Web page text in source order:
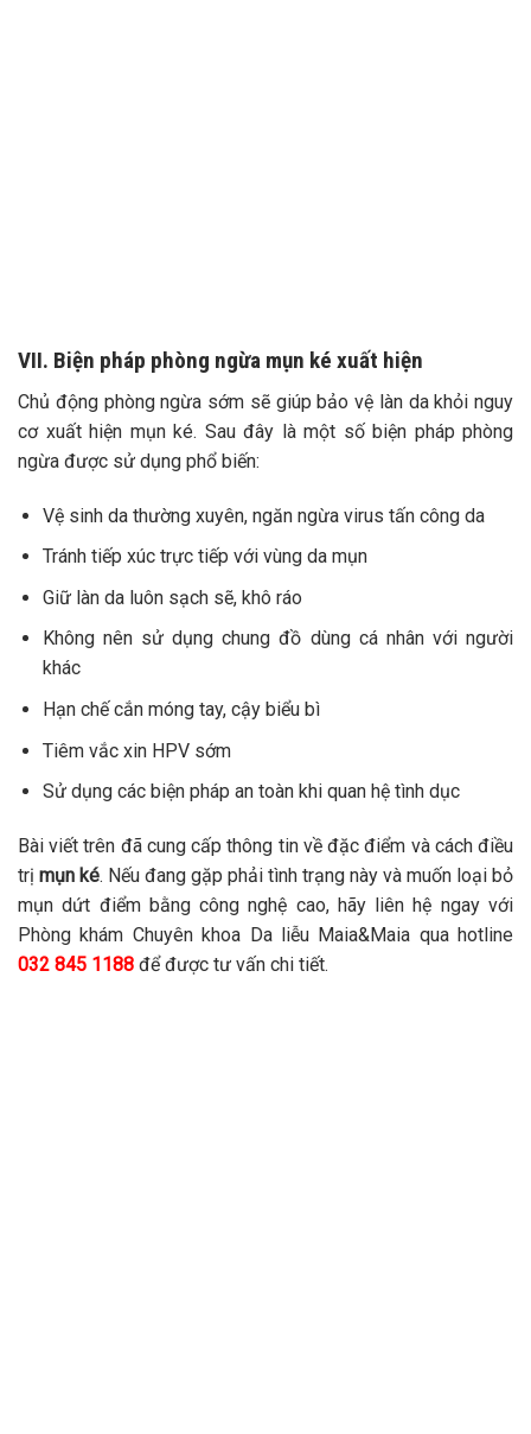
VII. Biện pháp phòng ngừa mụn ké xuất hiện
Chủ động phòng ngừa sớm sẽ giúp bảo vệ làn da khỏi nguy
cơ xuất hiện mụn ké. Sau đây là một số biện pháp phòng
ngừa được sử dụng phổ biến:
Vệ sinh da thường xuyên, ngăn ngừa virus tấn công da
Tránh tiếp xúc trực tiếp với vùng da mụn
Giữ làn da luôn sạch sẽ, khô ráo
Không nên sử dụng chung đồ dùng cá nhân với người
khác
Hạn chế cắn móng tay, cậy biểu bì
Tiêm vắc xin HPV sớm
Sử dụng các biện pháp an toàn khi quan hệ tình dục
Bài viết trên đã cung cấp thông tin về đặc điểm và cách điều
trị mụn ké. Nếu đang gặp phải tình trạng này và muốn loại bỏ
mụn dứt điểm bằng công nghệ cao, hãy liên hệ ngay với
Phòng khám Chuyên khoa Da liễu Maia&Maia qua hotline
032 845 1188 để được tư vấn chi tiết.